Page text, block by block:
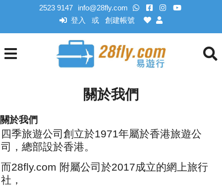
2523 9147 info@28fly.com
登入 或 創建帳號
關於我們
關於我們
四季旅遊公司創立於1971年屬於香港旅遊公
司，總部設於香港。
而28fly.com 附屬公司於2017成立的網上旅行
社，